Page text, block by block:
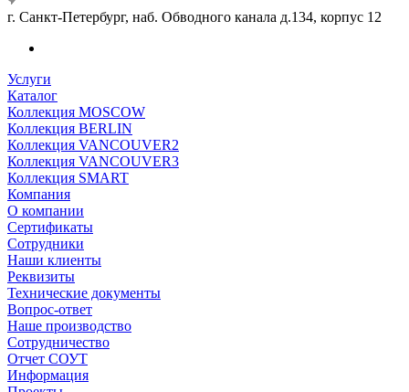
г. Санкт-Петербург, наб. Обводного канала д.134, корпус 12
Услуги
Каталог
Коллекция MOSCOW
Коллекция BERLIN
Коллекция VANCOUVER2
Коллекция VANCOUVER3
Коллекция SMART
Компания
О компании
Сертификаты
Сотрудники
Наши клиенты
Реквизиты
Технические документы
Вопрос-ответ
Наше производство
Сотрудничество
Отчет СОУТ
Информация